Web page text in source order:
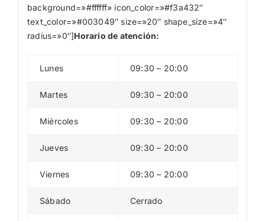
background=»#ffffff» icon_color=»#f3a432″
text_color=»#003049″ size=»20″ shape_size=»4″
radius=»0″]Horario de atención:
Lunes 09:30 – 20:00
Martes 09:30 – 20:00
Miércoles 09:30 – 20:00
Jueves 09:30 – 20:00
Viernes 09:30 – 20:00
Sábado Cerrado